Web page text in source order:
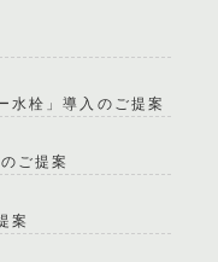
水栓」導入のご提案
ご提案
案